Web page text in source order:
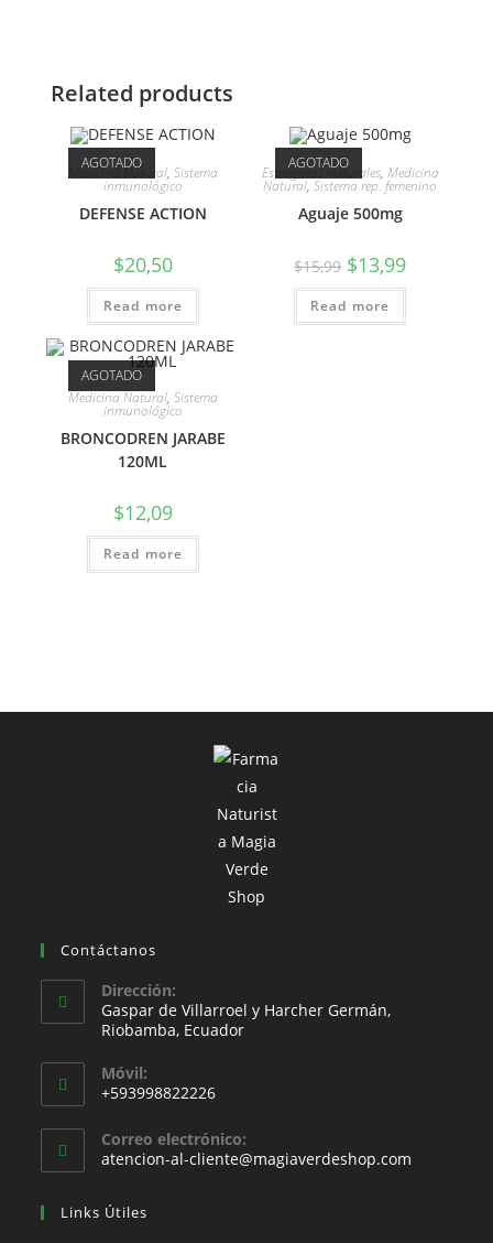
Related products
AGOTADO
Medicina Natural, Sistema
inmunológico
DEFENSE ACTION
$20,50
Read more
AGOTADO
Estrogenos naturales, Medicina
Natural,Sistema rep. femenino
Aguaje 500mg
$15,99 $13,99
Read more
AGOTADO
Medicina Natural, Sistema
inmunológico
BRONCODREN JARABE
120ML
$12,09
Read more
Contáctanos
Dirección:
Gaspar de Villarroel y Harcher Germán,
Riobamba, Ecuador
Móvil:
+593998822226
Correo electrónico:
atencion-al-cliente@magiaverdeshop.com
Links Útiles